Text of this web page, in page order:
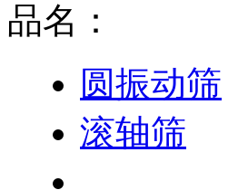
品名：
圆振动筛
滚轴筛